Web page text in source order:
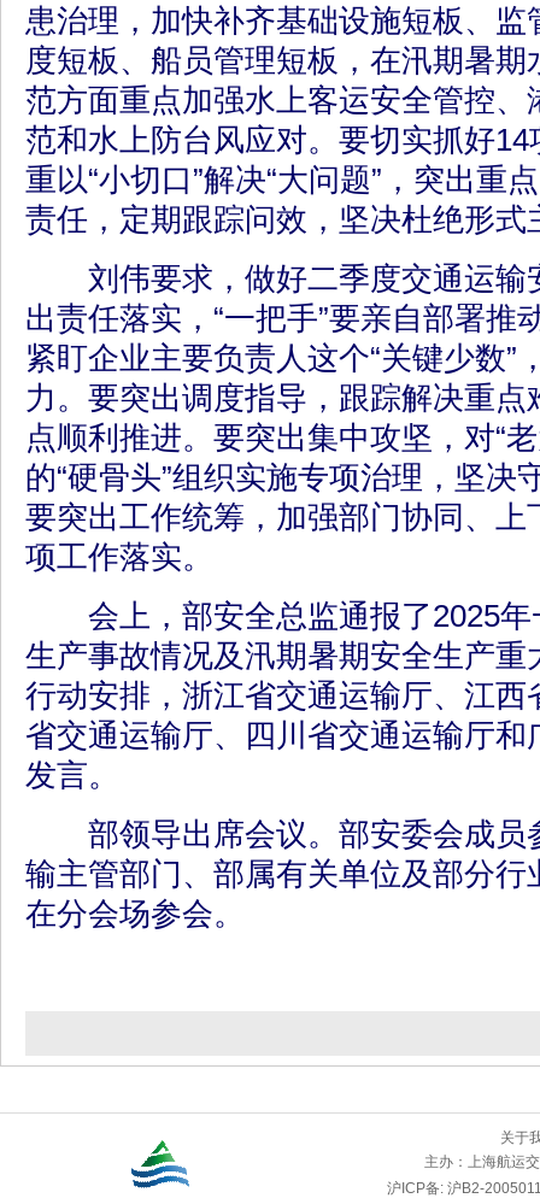
患治理，加快补齐基础设施短板、
度短板、船员管理短板，在汛期暑
范方面重点加强水上客运安全管控、
范和水上防台风应对。要切实抓好
重以“小切口”解决“大问题”，突出重
责任，定期跟踪问效，坚决杜绝形式
刘伟要求，做好二季度交通运输
出责任落实，“一把手”要亲自部署推
紧盯企业主要负责人这个“关键少数”
力。要突出调度指导，跟踪解决重
点顺利推进。要突出集中攻坚，对“
的“硬骨头”组织实施专项治理，坚决
要突出工作统筹，加强部门协同、上
项工作落实。
会上，部安全总监通报了2025年
生产事故情况及汛期暑期安全生产重
行动安排，浙江省交通运输厅、江西
省交通运输厅、四川省交通运输厅
发言。
部领导出席会议。部安委会成员
输主管部门、部属有关单位及部分行
在分会场参会。
关于
主办： 上海航运
沪ICP备: 沪B2-